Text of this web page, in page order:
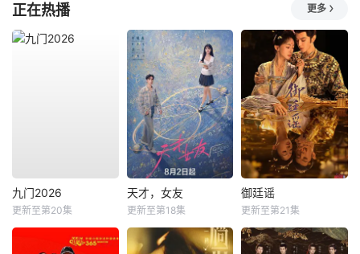
正在热播 更多
九门2026
更新至第20集
天才，女友
更新至第18集
御廷谣
更新至第21集